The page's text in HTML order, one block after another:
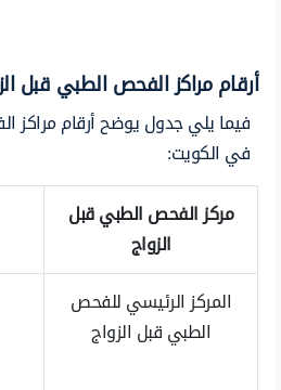
أرقام مراكز الفحص الطبي قبل
فيما يلي جدول يوضح أرقام مراكز
في الكويت:
مركز الفحص الطبي قبل
الزواج
المركز الرئيسي للفحص
الطبي قبل الزواج